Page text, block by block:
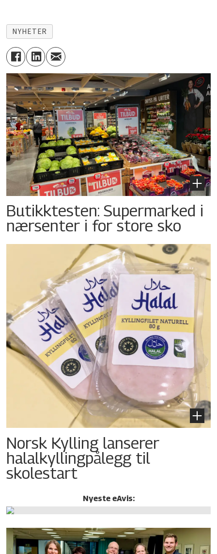
NYHETER
Butikktesten: Supermarked i
nærsenter i for store sko
Norsk Kylling lanserer
halalkylling­pålegg til
skolestart
Nyeste eAvis: